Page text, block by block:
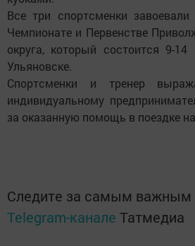
Все три спортсменки
Чемпионате и Первенстве
округа, который состоится 9-
Ульяновске.
Спортсменки и тренер
индивидуальному
за оказанную помощь в поездке
Следите за самым важным
Telegram-канале Татмедиа